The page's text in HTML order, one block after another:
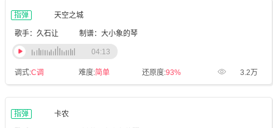
指弹 天空之城
歌手：久石让 制谱：大小象的琴
调式:C调 难度:简单 还原度:93% 3.2万
04:13
指弹 卡农